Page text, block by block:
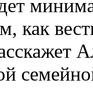
как